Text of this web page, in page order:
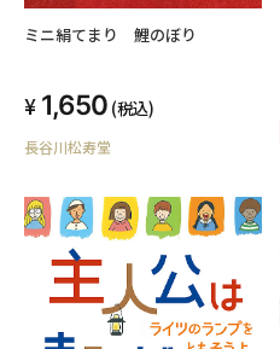
ミニ絹てまり 鯉のぼり
1,650 (税込)
長谷川松寿堂